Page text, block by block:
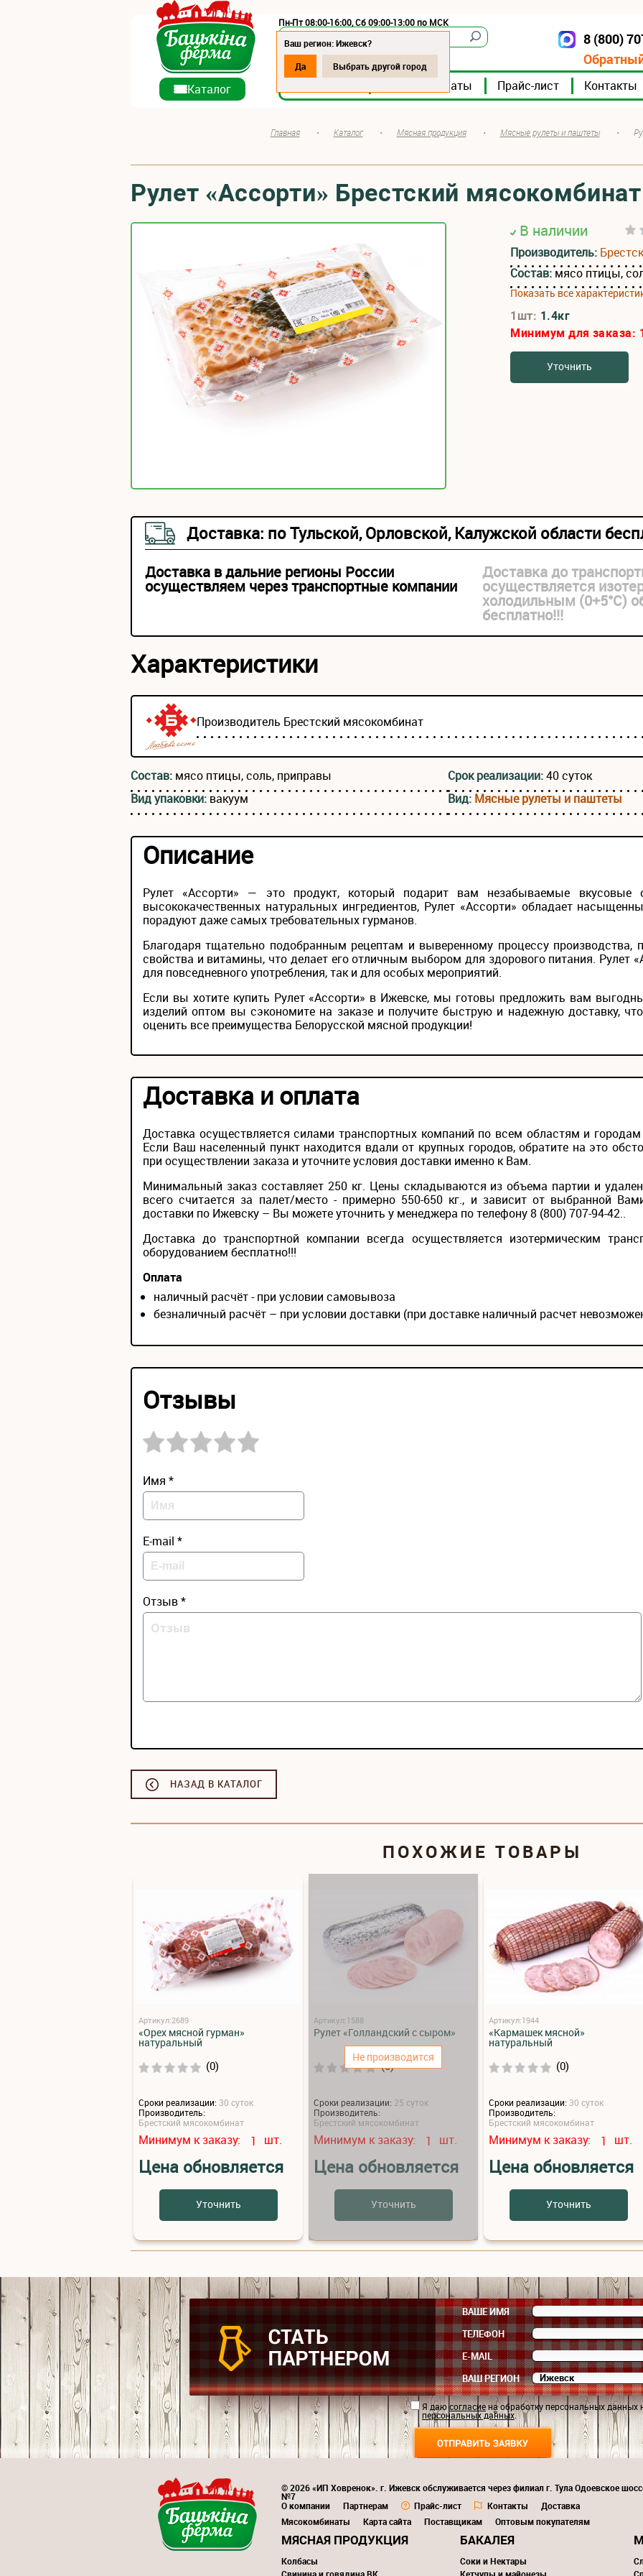
Пн-Пт 08:00-16:00, Сб 09:00-13:00 по МСК
Мясокомбинаты Прайс-лист Контакты
8 (800)
Ваш регион: Ижевск?
Да
Выбрать другой город
Каталог
Главная • Каталог • Мясная продукция • Мясные рулеты и паштеты •
Рулет «Ассорти» Брестский мясокомбинат
В наличии
Производитель:
Состав: мясо птицы,
Показать все
1шт: 1.4кг
Минимум для заказа:
Уточнить
Доставка: по Тульской, Орловской, Калужской области
Доставка в дальние регионы России
осуществляем через транспортные компании
Доставка до
осуществляется
холодильным (0+5°С)
бесплатно!!!
Характеристики
Производитель Брестский мясокомбинат
Состав: мясо птицы, соль, приправы Срок реализации:40 суток
Вид упаковки: вакуум Вид: Мясные рулеты и паштеты
Описание
Рулет «Ассорти» — это продукт, который подарит вам незабываемые вкусовые
высококачественных натуральных ингредиентов, Рулет «Ассорти» обладает
порадуют даже самых требовательных гурманов.
Благодаря тщательно подобранным рецептам и выверенному процессу производства,
свойства и витамины, что делает его отличным выбором для здорового питания. Рулет
для повседневного употребления, так и для особых мероприятий.
Если вы хотите купить Рулет «Ассорти» в Ижевске, мы готовы предложить вам
изделий оптом вы сэкономите на заказе и получите быструю и надежную доставку,
оценить все преимущества Белорусской мясной продукции!
Доставка и оплата
Доставка осуществляется силами транспортных компаний по всем областям и
Если Ваш населенный пункт находится вдали от крупных городов, обратите на это
при осуществлении заказа и уточните условия доставки именно к Вам.
Минимальный заказ составляет 250 кг. Цены складываются из объема партии и
всего считается за палет/место - примерно 550-650 кг., и зависит от выбранной
доставки по Ижевску – Вы можете уточнить у менеджера по телефону 8 (800) 707-94-42..
Доставка до транспортной компании всегда осуществляется изотермическим
оборудованием бесплатно!!!
Оплата
наличный расчёт - при условии самовывоза
безналичный расчёт – при условии доставки (при доставке наличный расчет
Отзывы
Имя *
E-mail *
Отзыв *
НАЗАД В КАТАЛОГ
ПОХОЖИЕ ТОВАРЫ
Артикул:2689
«Орех мясной гурман»
натуральный
(0)
Сроки реализации: 30 суток
Производитель:
Брестский мясокомбинат
Минимум к заказу: 1 шт.
Цена обновляется
Уточнить
Не производится
Артикул:1588
Рулет «Голландский с сыром»
(0)
Сроки реализации: 25 суток
Производитель:
Брестский мясокомбинат
Минимум к заказу: 1 шт.
Цена обновляется
Уточнить
Артикул:1944
«Кармашек мясной»
натуральный
(0)
Сроки реализации: 30 суток
Производитель:
Брестский мясокомбинат
Минимум к заказу: 1 шт.
Цена обновляется
Уточнить
ВАШЕ ИМЯ
ТЕЛЕФОН
E-MAIL
ВАШ РЕГИОН
Я даюсогласиена обработку персональных данных
персональных данных
© 2026 «ИП Ховренок». г. Ижевск обслуживается через филиал г. Тула Одоевское
№7
О компании
Партнерам Прайс-лист Контакты
Доставка
Мясокомбинаты
Карта сайта Поставщикам Оптовым покупателям
МЯСНАЯ ПРОДУКЦИЯ
Колбасы
Свинина и говядина ВК
БАКАЛЕЯ
Соки и Нектары
Кетчупы и майонезы